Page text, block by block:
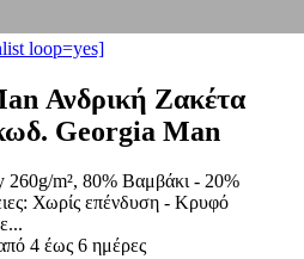
loop=yes]
Ανδρική Ζακέτα
Georgia Man
260g/m², 80% Βαμβάκι - 20%
Χωρίς επένδυση - Κρυφό
4 έως 6 ημέρες